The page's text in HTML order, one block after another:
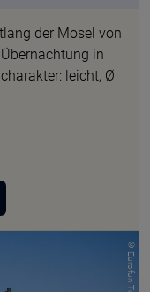
der Mosel von
in
leicht, Ø